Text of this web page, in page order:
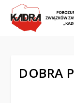
DOBRA